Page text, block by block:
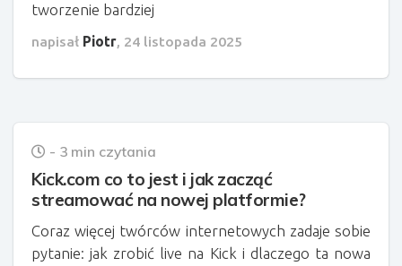
tworzenie bardziej
napisał Piotr, 24 listopada 2025
- 3 min czytania
Kick.com co to jest i jak zacząć
streamować na nowej platformie?
Coraz więcej twórców internetowych zadaje sobie
pytanie: jak zrobić live na Kick i dlaczego ta nowa